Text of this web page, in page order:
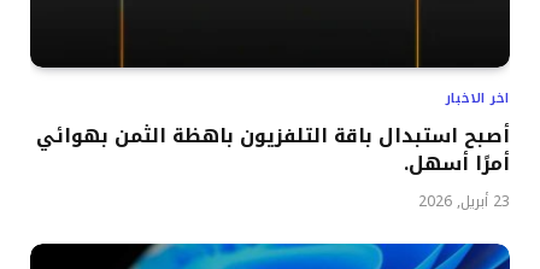
اخر الاخبار
أصبح استبدال باقة التلفزيون باهظة الثمن بهوائي
أمرًا أسهل.
23 أبريل, 2026